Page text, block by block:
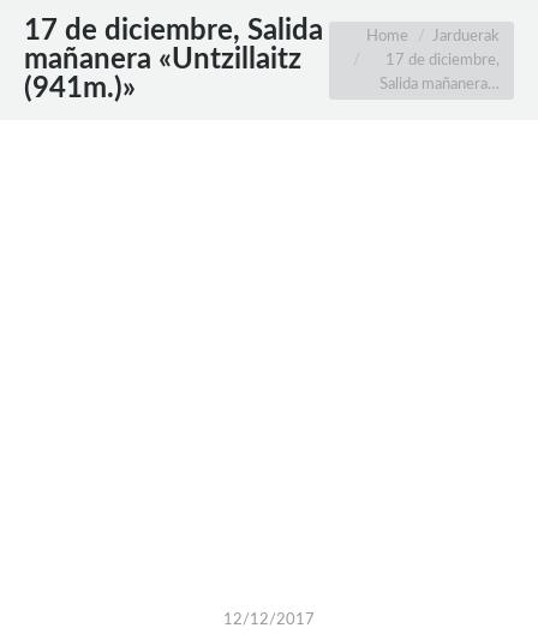
17 de diciembre, Salida
mañanera «Untzillaitz
(941m.)»
You are here:
Home
Jarduerak
17 de diciembre,
Salida mañanera…
12/12/2017